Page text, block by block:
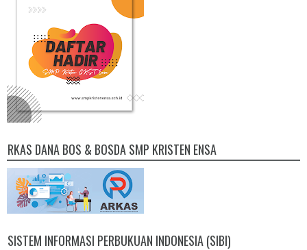
RKAS DANA BOS & BOSDA SMP KRISTEN ENSA
SISTEM INFORMASI PERBUKUAN INDONESIA (SIBI)